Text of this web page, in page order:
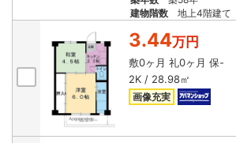
建物階数
地上4階建て
3.44万円
敷0ヶ月 礼0ヶ月 保-
2K / 28.98㎡
画像充実